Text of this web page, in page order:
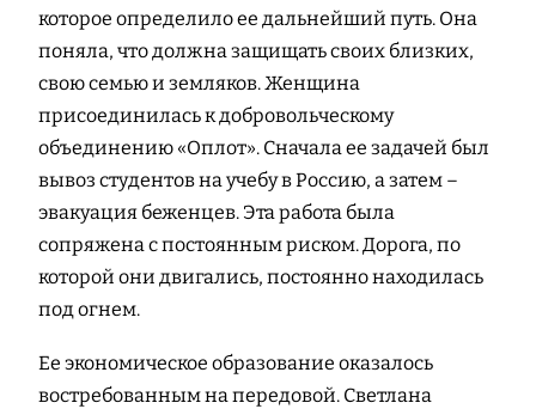
которое определило ее дальнейший путь. Она
поняла, что должна защищать своих близких,
свою семью и земляков. Женщина
присоединилась к добровольческому
объединению «Оплот». Сначала ее задачей был
вывоз студентов на учебу в Россию, а затем –
эвакуация беженцев. Эта работа была
сопряжена с постоянным риском. Дорога, по
которой они двигались, постоянно находилась
под огнем.
Ее экономическое образование оказалось
востребованным на передовой. Светлана